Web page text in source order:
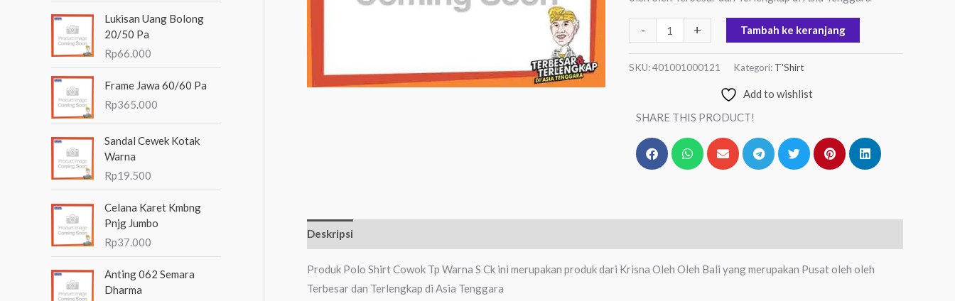
n
u
k
Lukisan Uang Bolong
20/50 Pa
Rp66.000
Frame Jawa 60/60 Pa
Rp365.000
Sandal Cewek Kotak
Warna
Rp19.500
Celana Karet Kmbng
Pnjg Jumbo
Rp37.000
Anting 062 Semara
Dharma
- + Tambah ke keranjang
SKU:401001000121 Kategori: T'Shirt
Add to wishlist
SHARE THIS PRODUCT!
Deskripsi
Produk Polo Shirt Cowok Tp Warna S Ck ini merupakan produk dari Krisna Oleh Oleh Bali yang merupakan Pusat oleh oleh
Terbesar dan Terlengkap di Asia Tenggara